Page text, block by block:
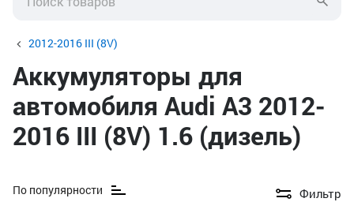
2012-2016 III (8V)
Аккумуляторы для
автомобиля Audi A3 2012-
2016 III (8V) 1.6 (дизель)
По популярности Фильтр